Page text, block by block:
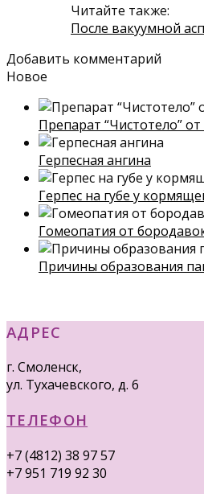
Читайте также:
После вакуумной
Добавить комментарий
Новое
Препарат “Чистотело”
Герпесная ангина
Герпес на губе у
Гомеопатия от
Причины образования
АДРЕС
г. Смоленск,
ул. Тухачевского, д. 6
ТЕЛЕФОН
+7 (4812) 38 97 57
+7 951 719 92 30